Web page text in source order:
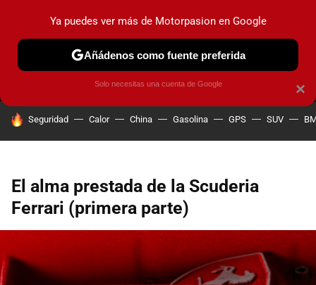
MENÚ NUEVO
COCHES ELÉCTRICOS OBSERVATORIO
HOY SE HABLA DE
Seguridad Calor China Gasolina GPS SUV
El alma prestada de la Scuderia
Ferrari (primera parte)
×
Ya puedes ver más de Motorpasion en Google
Añádenos como fuente preferida
Solo necesitas una cuenta de Google